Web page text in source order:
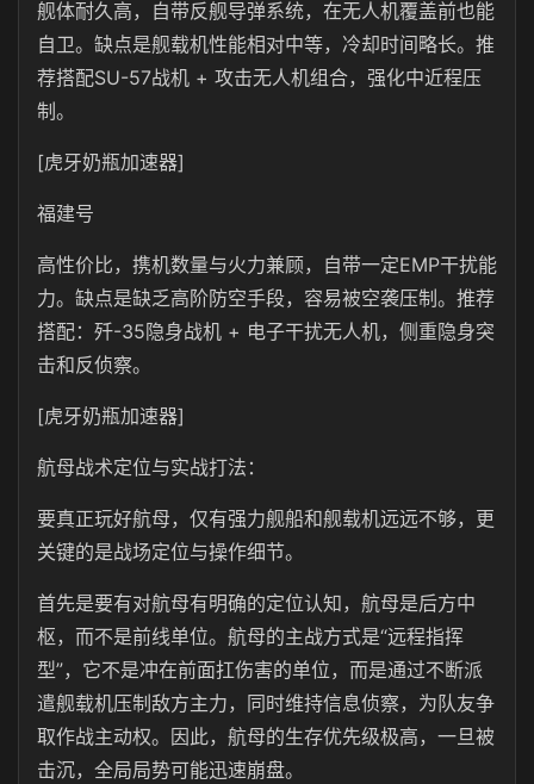
舰体耐久高，自带反舰导弹系统，在无人机覆盖前也能
自卫。缺点是舰载机性能相对中等，冷却时间略长。推
荐搭配SU-57战机 + 攻击无人机组合，强化中近程压
制。
[虎牙奶瓶加速器]
福建号
高性价比，携机数量与火力兼顾，自带一定EMP干扰能
力。缺点是缺乏高阶防空手段，容易被空袭压制。推荐
搭配：歼-35隐身战机 + 电子干扰无人机，侧重隐身突
击和反侦察。
[虎牙奶瓶加速器]
航母战术定位与实战打法：
要真正玩好航母，仅有强力舰船和舰载机远远不够，更
关键的是战场定位与操作细节。
首先是要有对航母有明确的定位认知，航母是后方中
枢，而不是前线单位。航母的主战方式是“远程指挥
型”，它不是冲在前面扛伤害的单位，而是通过不断派
遣舰载机压制敌方主力，同时维持信息侦察，为队友争
取作战主动权。因此，航母的生存优先级极高，一旦被
击沉，全局局势可能迅速崩盘。